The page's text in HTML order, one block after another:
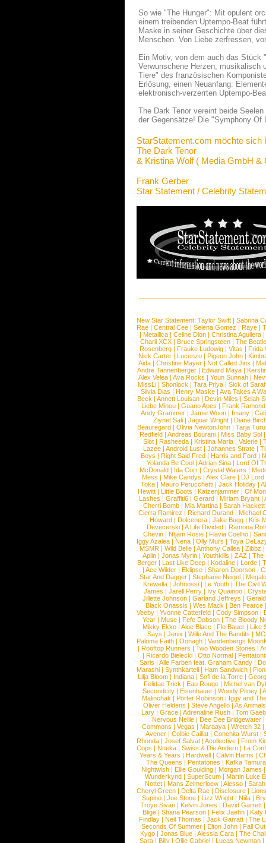
So wie "The Hunger": Mit opulent
einem treibenden Uptempo-Beat
Maske in seiner Geschichte über
Menschen. Von Liebe zerfressen,
Ein Motiv, von dem auch das Stück
Verwunschene Herzen, musikalisch
Tiere" des französischen
Erlösung, einen Neuanfang:
elektronisch-verzerrten Uptempo-
The Dark Tenor vereint beide
der Gegensätze! Die "Symphony Of
StarStatement.com möchte sich
The Dark Tenor
& Kristina Wolf ( Media GmbH &
Frank Gerber
Star Statement / Celebrity
New Star Statement: Taylor Swift | Sabrina
Rae |Central Cee |Selena Gomez |Raye |
| Metallica | Celine Dion | Christina Aguilera |
Charli XCX |Bruce Springsteen |The
Rosenberg | Frauke Ludowig | Vitas | Frida
Nick Carter | Lucenzo | Pigeon John |
Aida |Christine Mayer |Not Called Jinx |
Andre Tannenberger | Edward Maya |
Alex Velea | Ava Rocks | Youn Sunnah |
MissLi | Shonlock | Tara Priya | Sick of
Silvia Dias |Henry Maske |Ava Takes A
Beck |Annett Louisan |Devin Miles |Selah
Liebe Minou |Guano Apes |Frank Ramond
Andy Grammer |Jamie Woon | Imany |
Ziynet Sali |Jaguar Wright |Diane
Beauregard |Olivia NewtonJohn |Tarja
Redfield | Andreas Bourani | Miss Baby Sol
Slot | Rasheeda | Kristina Maria | Valerie |
Lazee | Android Lust | Johannes Strate |
Boys | Right Said Fred | Harris and Ford |
Yolanda Be Cool |Adrian Sina |Lord Of
McDonald | Ida Corr |Crystal Waters |
Mess | Mike Candys | Alex Clare | DJ Lord
Toka | Mauro Perucchetti | Jack Holiday |
Hewitt |Little Boots |Katzenjammer |Of
Lashes |Graffiti6 |Gerard |Miriam Bryant |
Cherri Bomb | Mia Martina | Sarah Hackett
Cierra Ramirez | Richard Durand | Michael
Howard |Dolcenera |Jake Bugg |Kris
Devecerski |A Life Divided |Ramona
Chevin |Ntjam Rosie |Flavia Coelho |
Iggy Azalea | Nena | Olly Murs | Toya
MSMR |Wild Belle |Anthony Callea |Zibbz
Aplin | Jonas Myrin | Youthkills | ZAZ | The
Berger |Last Like Deep |Kodaline |Lorde |
|Ace Wilder |Eklipse |Sharon Doorson |
Star And Dagger | Stephanie Neigel |
Krewella | Johnossi | Le Youth | The Civil
James | Jarell Perry | Ivy Quainoo |
Jillette Johnson | Garland Jeffreys |
Black Onassis | Wes Mack | Ben Pearce
Veeby | Yvonne Catterfeld | Cody Simpson |
Year |Muse |Fefe Dobson |The Bloody
Mikky Ekko | Aloe Blacc | Flo Bauer | Like
Says | Jenix | Wille And The Bandits | MO
Paloma Faith |Oonagh |Vandenbergs
|Rooftop Runners |Two Wooden Stones |
| Ricardo Bielecki | Otto Normal |
Saris | Alle Farben feat. Graham Candy |
Marashi | Synthkartell | Ham Sandwich |
Lilja Bloom | Indiana | Sofi de la Torre |
Felidae Trick | Eau Rouge | Michel van
Secondcity |Eisenhauer |Woody Pitney |
Malinchak |Porter Robinson | Iggy and
Oliver Heldens |Steve Angello |As Animals
Lary | Grace | Adrenaline Rush | Tom
Nervous Nellie | Dee Dee Bridgewater |
Commons |Vegas |Maraaya |Wretch 32 |
Avener | Colbie Caillat | Conchita Wurst |
Rhonda | Josef Salvat | Acollective | From
Cops | Nneka | Swiss & Die Andern | La
Years & Years |Hardwell |Calvin Harris |
The Queens | Pentatones | Kafka Tamura
Nightwish |Ellie Goulding |Morgan James
Wunderkynd | SuperScum | Martin Luke
Nottet |Mans Zelmerloew |Alesso |
Cheryl Green |Delta Rae |Disclosure |
Supino |Joe Stone |Lizz Wright |Niila |
Troye Sivan | Kelvin Jones | David Garrett
Blige | Shana Pearson | Felix Jaehn | Katy
Findlay |Neil Thomas |Jack Garratt |The
Seconds Of Summer |Elton John |Fall
Kygo |Jonas Blue |Alessia Cara |The
Sara |Billy |Ollie Gabriel |Lucas Newman |